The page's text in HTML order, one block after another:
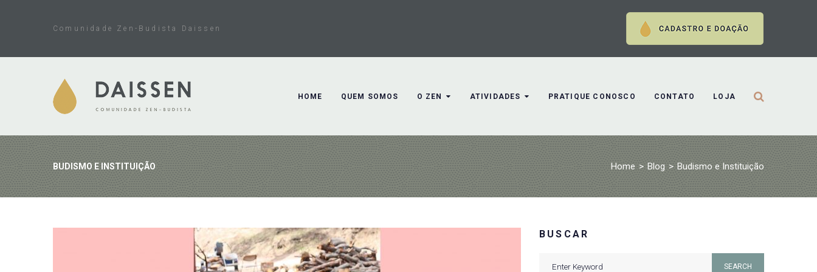
Comunidade Zen-Budista Daissen
HOME QUEM SOMOS O ZEN ATIVIDADES PRATIQUE CONOSCO CONTATO LOJA
BUDISMO E INSTITUIÇÃO Home > Blog > Budismo e Instituição
BUSCAR
SEARCH